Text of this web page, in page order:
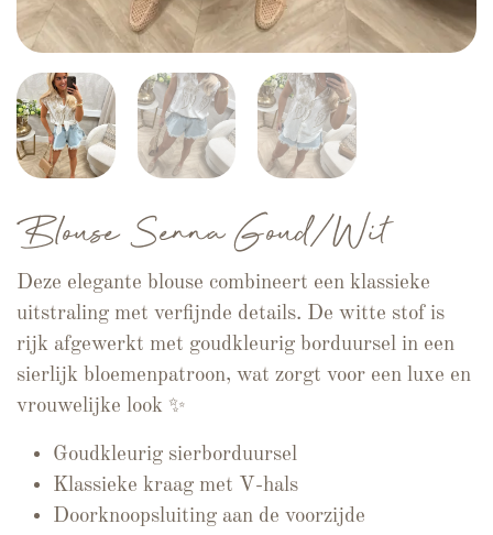
Blouse Senna Goud/Wit
Deze elegante blouse combineert een klassieke
uitstraling met verfijnde details. De witte stof is
rijk afgewerkt met goudkleurig borduursel in een
sierlijk bloemenpatroon, wat zorgt voor een luxe en
vrouwelijke look ✨
Goudkleurig sierborduursel
Klassieke kraag met V-hals
Doorknoopsluiting aan de voorzijde